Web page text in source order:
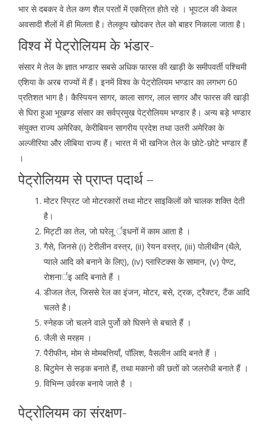
भार से दबकर वे तेल कण शैल परतों में एकत्रित होते रहे । भूपटल की केवल
अवसादी शैलों में ही मिलता है। तेलकूप खोदकर तेल को बाहर निकाला जाता है।
विश्व में पेट्रोलियम के भंडार-
संसार मे तेल के ज्ञात भण्डार सबसे अधिक फारस की खाड़ी के समीपवर्ती पश्चिमी
एशिया के अरब राज्यों में हैं। इनमें विश्व के पेट्रोलियम भण्डार का लगभग 60
प्रतिशत भाग है। कैस्पियन सागर, काला सागर, लाल सागर और फारस की खाड़ी
से घिरा हुआ भूखण्ड संसार का सर्वप्रमुख पेट्रोलियम भण्डार है। अन्य बड़े भण्डार
संयुक्त राज्य अमेरिका, केरीबियन सागरीय प्रदेश तथा उतरी अमेरिका के
अल्जीरिया और लीबिया राज्य हैं। भारत में भी खनिज तेल के छोटे-छोटे भण्डार हैं
।
पेट्रोलियम से प्राप्त पदार्थ –
मोटर स्प्रिट जो मोटरकारों तथा मोटर साइकिलों को चालक शक्ति देती
है।
मिट्टी का तेल, जो घरेलू र्इधनों में काम आता है ।
गैसे, जिनसे (i) टेरीलीन वस्त्र, (ii) रेयन वस्त्र, (iii) पोलीथीन (थैले,
प्याले आदि को बनाने के लिए), (iv) प्लास्टिक्स के सामान, (v) पेण्ट,
रोशनार्इ आदि बनाते हैं ।
डीजल तेल, जिससे रेल का इंजन, मोटर, बसे, ट्रक, ट्रैक्टर, टैंक आदि
चलते है।
स्नेहक जो चलने वाले पुर्जो को घिसने से बचाते हैं ।
जैली से मरहम ।
पैरीफीन, मोम से मोमबत्तियॉं, पॉलिश, वैसलीन आदि बनते हैं ।
बिटुमेन से सड़क बनाते हैं, तथा मकानो की छतों को जलरोधी बनाते हैं ।
विभिन्न उर्वरक बनाये जाते है ।
पेट्रोलियम का संरक्षण-